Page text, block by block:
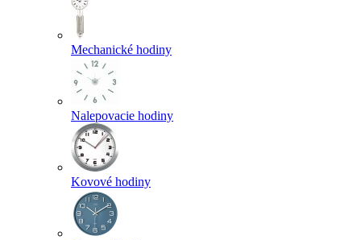
Mechanické hodiny
Nalepovacie hodiny
Kovové hodiny